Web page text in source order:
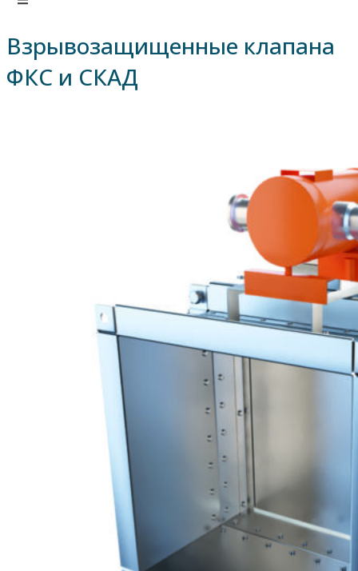
Взрывозащищенные клапана
ФКС и СКАД